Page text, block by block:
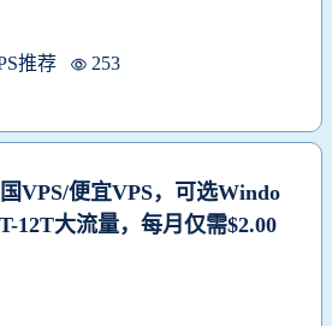
推荐 253
VPS/便宜VPS，可选Windo
12T大流量，每月仅需$2.00